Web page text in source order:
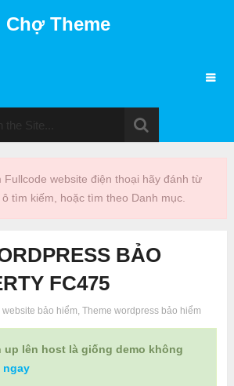
Chợ Theme
Fullcode website điện thoại hãy đánh từ
tìm kiếm, hoặc tìm theo Danh mục.
BẢO
FC475
website bảo hiểm, Theme wordpress bảo hiểm
up lên host là giống demo không
ngay